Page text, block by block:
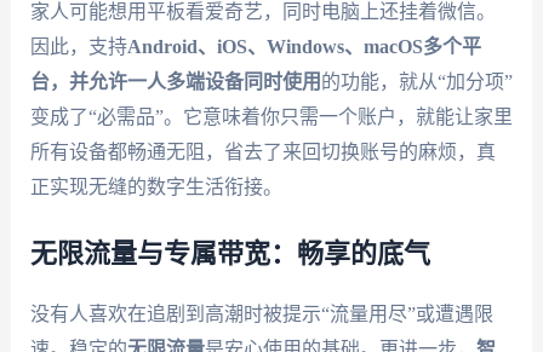
家人可能想用平板看爱奇艺，同时电脑上还挂着微信。
因此，支持Android、iOS、Windows、macOS多个平
台，并允许一人多端设备同时使用 的功能，就从“加分项”
变成了“必需品”。它意味着你只需一个账户，就能让家里
所有设备都畅通无阻，省去了来回切换账号的麻烦，真
正实现无缝的数字生活衔接。
无限流量与专属带宽：畅享的底气
没有人喜欢在追剧到高潮时被提示“流量用尽”或遭遇限